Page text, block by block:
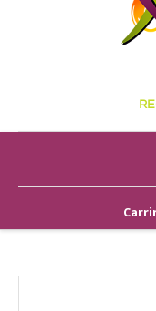
ALIMENTAÇÃO